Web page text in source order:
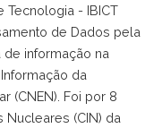
Tecnologia - IBICT
de Dados pela
de informação na
da
(CNEN). Foi por 8
(CIN) da